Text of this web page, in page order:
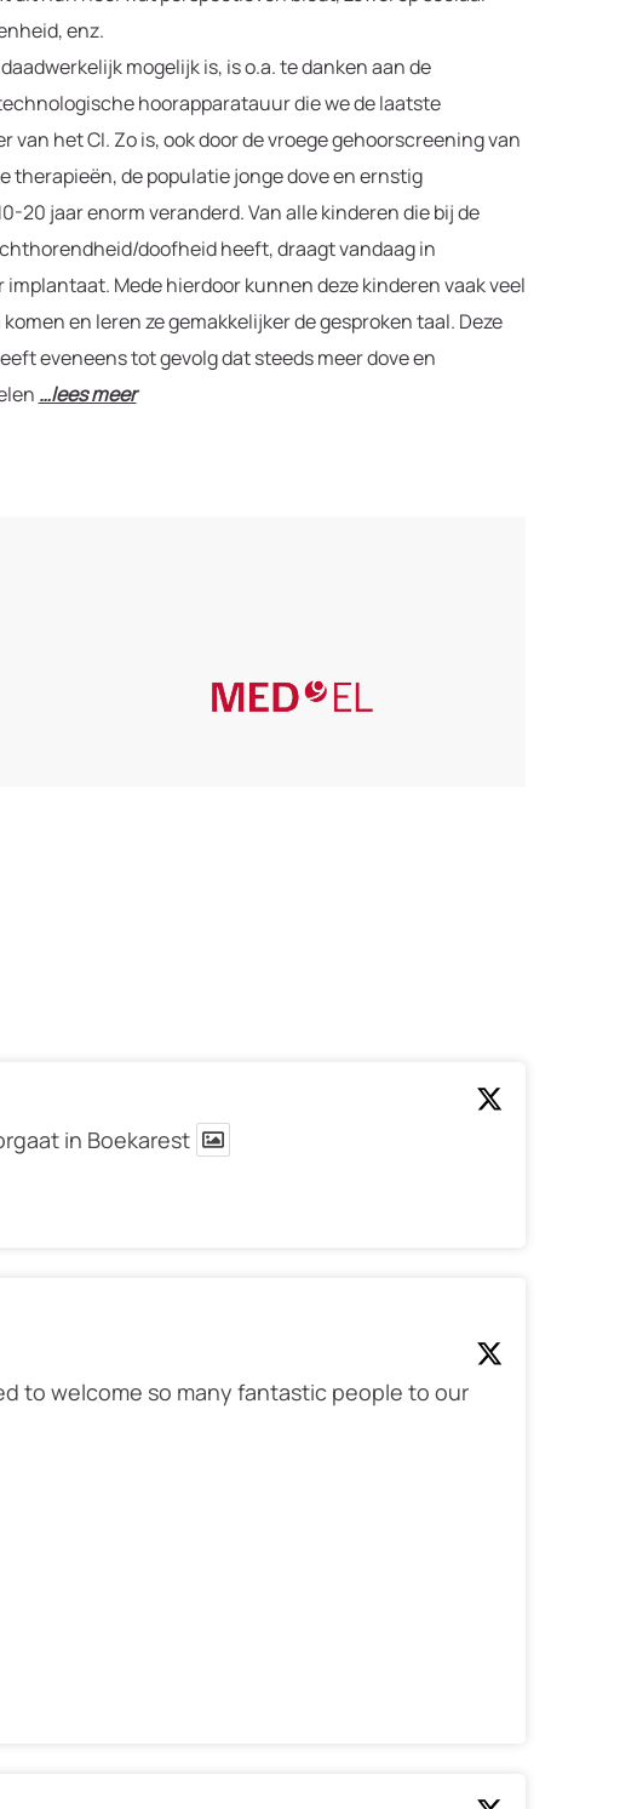
enz.
mogelijk is, is o.a. te danken aan de
hoorapparatauur die we de laatste
het CI. Zo is, ook door de vroege gehoorscreening van
therapieën, de populatie jonge dove en ernstig
20 jaar enorm veranderd. Van alle kinderen die bij de
doofheid heeft, draagt vandaag in
Mede hierdoor kunnen deze kinderen vaak veel
en leren ze gemakkelijker de gesproken taal. Deze
eveneens tot gevolg dat steeds meer dove en
…lees meer
in Boekarest
to welcome so many fantastic people to our